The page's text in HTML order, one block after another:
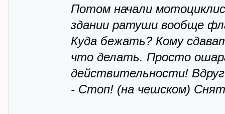
Потом начали
здании ратуши вообще
Куда бежать? Кому
что делать. Просто
действительности!
- Стоп! (на чешском)